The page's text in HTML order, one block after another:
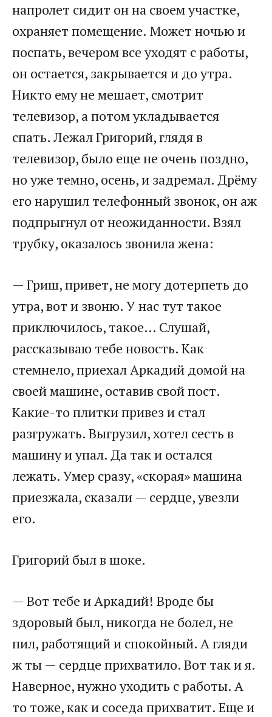
напролет сидит он на своем участке,
охраняет помещение. Может ночью и
поспать, вечером все уходят с работы,
он остается, закрывается и до утра.
Никто ему не мешает, смотрит
телевизор, а потом укладывается
спать. Лежал Григорий, глядя в
телевизор, было еще не очень поздно,
но уже темно, осень, и задремал. Дрёму
его нарушил телефонный звонок, он аж
подпрыгнул от неожиданности. Взял
трубку, оказалось звонила жена:
— Гриш, привет, не могу дотерпеть до
утра, вот и звоню. У нас тут такое
приключилось, такое… Слушай,
рассказываю тебе новость. Как
стемнело, приехал Аркадий домой на
своей машине, оставив свой пост.
Какие-то плитки привез и стал
разгружать. Выгрузил, хотел сесть в
машину и упал. Да так и остался
лежать. Умер сразу, «скорая» машина
приезжала, сказали — сердце, увезли
его.
Григорий был в шоке.
— Вот тебе и Аркадий! Вроде бы
здоровый был, никогда не болел, не
пил, работящий и спокойный. А гляди
ж ты — сердце прихватило. Вот так и я.
Наверное, нужно уходить с работы. А
то тоже, как и соседа прихватит. Еще и